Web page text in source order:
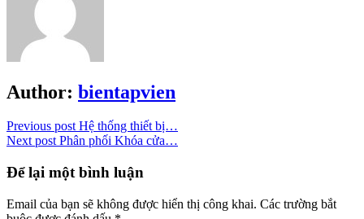
Author: bientapvien
Previous postHệ thống thiết bị…
Next postPhân phối Khóa cửa…
Để lại một bình luận
Email của bạn sẽ không được hiển thị công khai. Các trường bắt